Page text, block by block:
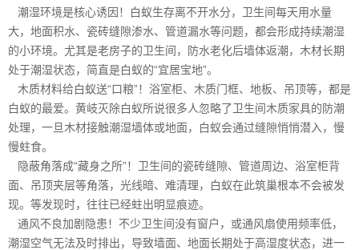
潮湿环境是核心诱因！白蚁生存离不开水分，卫生间每天用水量
大，地面积水、瓷砖缝隙渗水、管道漏水等问题，都会形成持续潮湿
的小环境。尤其是老房子的卫生间，防水老化后墙体返潮，木材长期
处于潮湿状态，简直是白蚁的“宜居宝地”。
木质材料给白蚁送“口粮”！浴室柜、木质门框、地板、吊顶等，都是
白蚁的最爱。黄岐灭除白蚁所说很多人忽略了卫生间木质家具的防潮
处理，一旦木材接触潮湿墙体或地面，白蚁会通过缝隙悄悄潜入，慢
慢蛀食。
隐蔽角落成“藏身之所”！卫生间的瓷砖缝隙、管道周边、浴室柜背
面、吊顶夹层等角落，光线暗、难清理，白蚁在此筑巢根本不会被发
现。等发现时，往往已经蛀出明显痕迹。
通风不良加剧隐患！不少卫生间没有窗户，或通风扇使用频率低，
潮湿空气无法及时排出，导致墙面、地面长期处于高湿度状态，进一